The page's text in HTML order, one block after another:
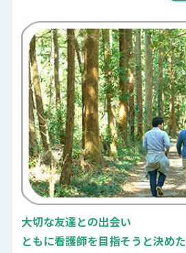
大切な友達との出会い
ともに看護師を目指そうと決めた